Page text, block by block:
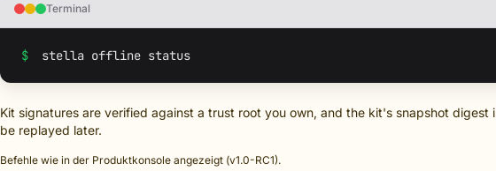
Terminal
$
Kit signatures are verified against a trust root you own, and the kit's snapshot
be replayed later.
Befehle wie in der Produktkonsole angezeigt (v1.0-RC1).